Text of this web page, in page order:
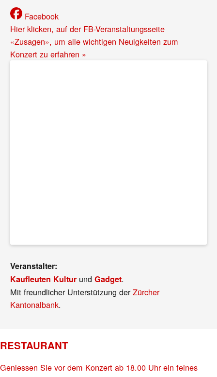
Facebook
Hier klicken, auf der FB-Veranstaltungsseite
«Zusagen», um alle wichtigen Neuigkeiten zum
Konzert zu erfahren »
Veranstalter:
Kaufleuten Kultur undGadget.
Mit freundlicher Unterstützung derZürcher
Kantonalbank.
RESTAURANT
Geniessen Sie vor dem Konzert ab 18.00 Uhr ein feines